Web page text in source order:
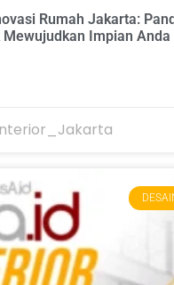
Rumah Jakarta:
Mewujudkan Impian Anda